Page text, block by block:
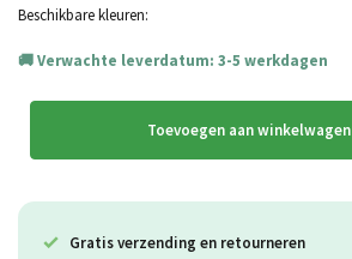
Beschikbare kleuren:
Verwachte leverdatum: 3-5 werkdagen
Toevoegen aan winkelwagen
Gratis verzending en retourneren